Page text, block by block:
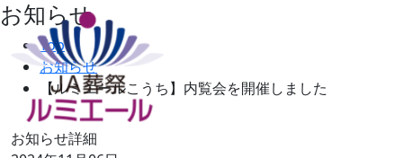
お知らせ
Top
お知らせ
【ルミエールこうち】内覧会を開催しました
お知らせ詳細